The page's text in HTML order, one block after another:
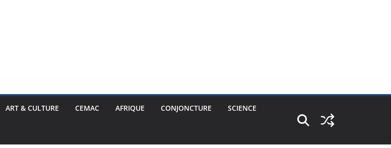
ART & CULTURE CEMAC AFRIQUE CONJONCTURE SCIENCE